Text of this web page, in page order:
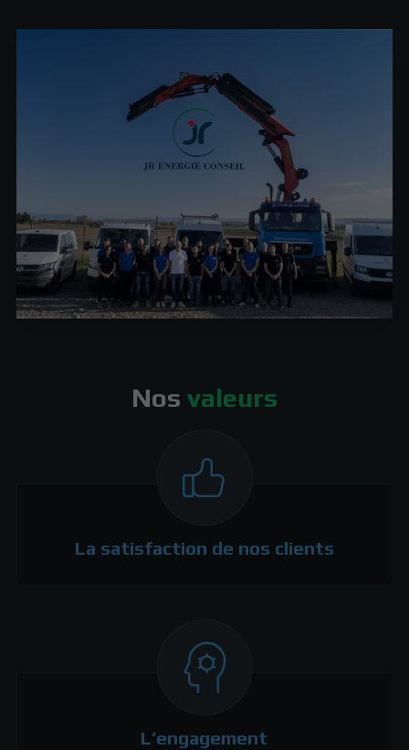
Nos valeurs
La satisfaction de nos clients
L’engagement